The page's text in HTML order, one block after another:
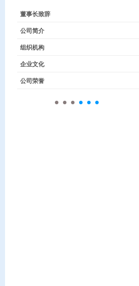
董事长致辞
公司简介
组织机构
企业文化
公司荣誉